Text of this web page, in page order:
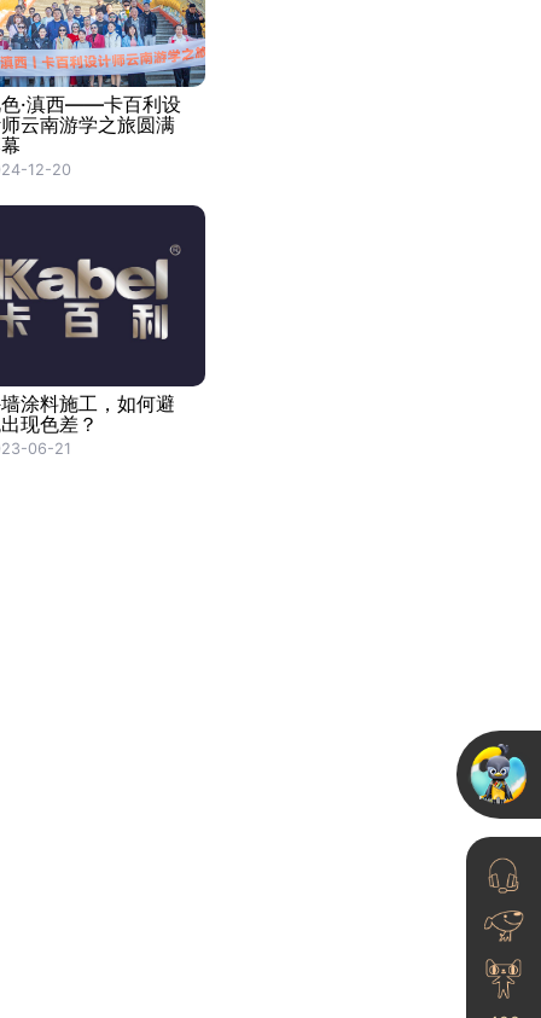
·滇西——卡百利设
云南游学之旅圆满
12-20
涂料施工，如何避
现色差？
06-21